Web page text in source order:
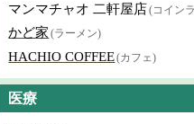
マンマチャオ 二軒屋店(コイン
かど家 (ラーメン)
HACHIO COFFEE(カフェ)
医療